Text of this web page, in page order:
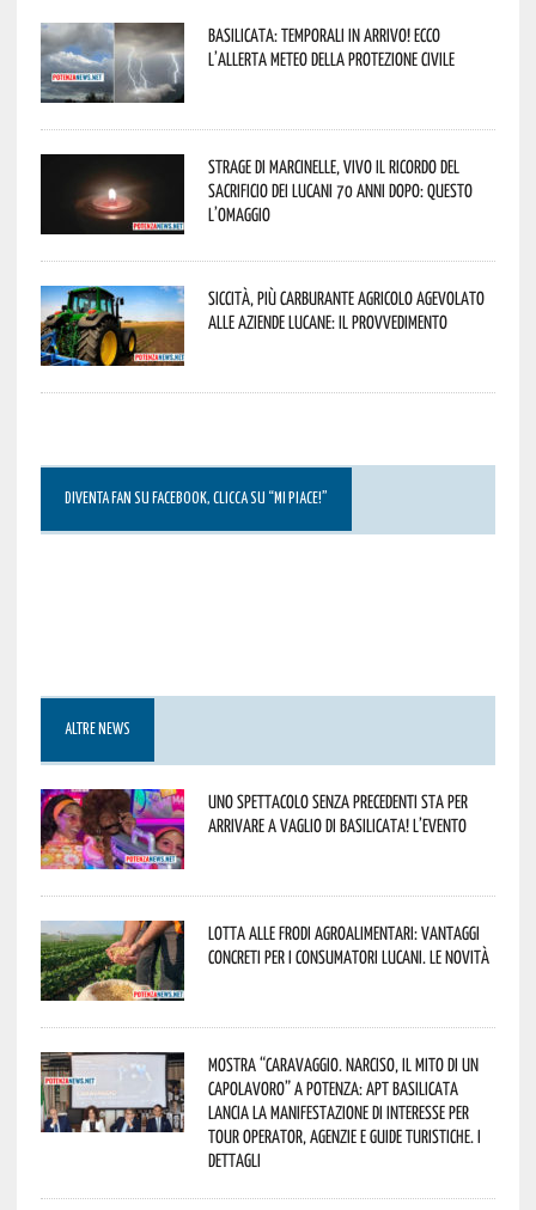
Basilicata: temporali in arrivo! Ecco
l’allerta meteo della Protezione civile
Strage di Marcinelle, vivo il ricordo del
sacrificio dei lucani 70 anni dopo: questo
l’omaggio
Siccità, più carburante agricolo agevolato
alle aziende lucane: il provvedimento
DIVENTA FAN SU FACEBOOK, CLICCA SU “MI PIACE!”
ALTRE NEWS
Uno spettacolo senza precedenti sta per
arrivare a Vaglio di Basilicata! L’evento
Lotta alle frodi agroalimentari: vantaggi
concreti per i consumatori lucani. Le novità
Mostra “Caravaggio. Narciso, il mito di un
capolavoro” a Potenza: APT Basilicata
lancia la manifestazione di interesse per
Tour Operator, Agenzie e Guide Turistiche. I
dettagli